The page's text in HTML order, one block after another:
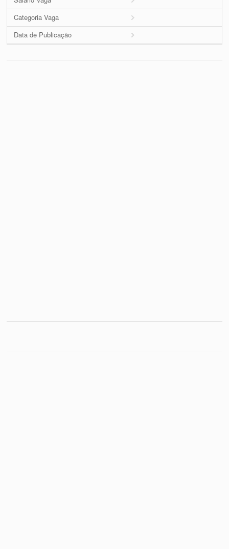
Categoria Vaga
Data de Publicação